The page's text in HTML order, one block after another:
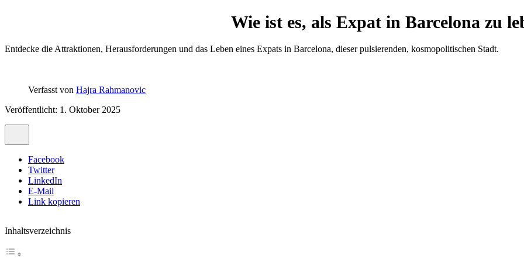
Wie ist es, als Expat in Barcelona zu
Entdecke die Attraktionen, Herausforderungen und das Leben eines Expats in Barcelona, dieser pulsierenden, kosmopolitischen Stadt.
Verfasst von Hajra Rahmanovic
Veröffentlicht: 1. Oktober 2025
Facebook
Twitter
LinkedIn
E-Mail
Link kopieren
Inhaltsverzeichnis